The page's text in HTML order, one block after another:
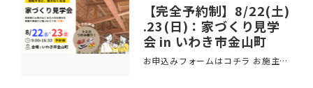
【完全予約制】8/22(土)
.23(日)：家づくり見学
会 in いわき市金山町
お申込みフォームはコチラ お施主様のご厚意で、建築中のお家で家づくり見学会を開催いたしま ･･･